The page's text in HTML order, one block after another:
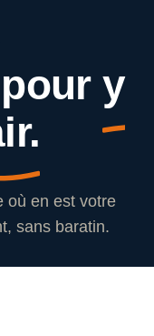
y
où en est votre
sans baratin.